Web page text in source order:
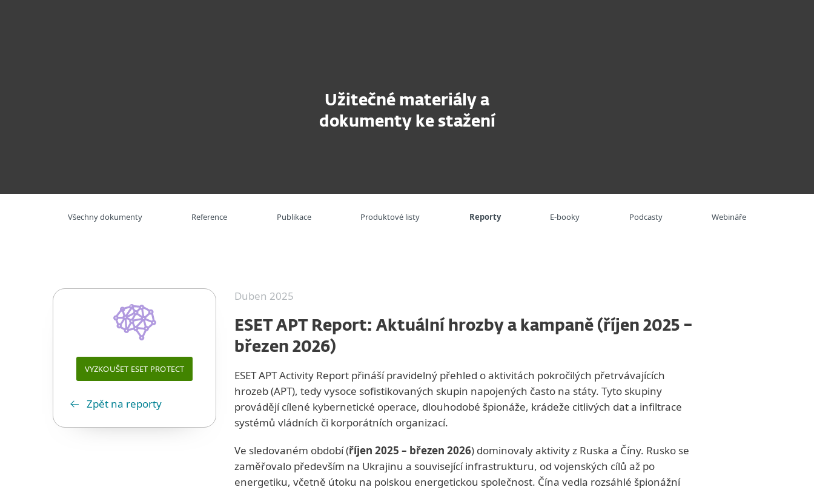
Užitečné materiály a
dokumenty ke stažení
Všechny dokumenty Reference Publikace Produktové listy Reporty E-booky Podcasty Webináře
VYZKOUŠET ESET PROTECT
Zpět na reporty
Duben 2025
ESET APT Report: Aktuální hrozby a kampaně (říjen 2025 –
březen 2026)
ESET APT Activity Report přináší pravidelný přehled o aktivitách pokročilých přetrvávajících
hrozeb (APT), tedy vysoce sofistikovaných skupin napojených často na státy. Tyto skupiny
provádějí cílené kybernetické operace, dlouhodobé špionáže, krádeže citlivých dat a infiltrace
systémů vládních či korporátních organizací.
Ve sledovaném období (říjen 2025 – březen 2026) dominovaly aktivity z Ruska a Číny. Rusko se
zaměřovalo především na Ukrajinu a související infrastrukturu, od vojenských cílů až po
energetiku, včetně útoku na polskou energetickou společnost. Čína vedla rozsáhlé špionážní